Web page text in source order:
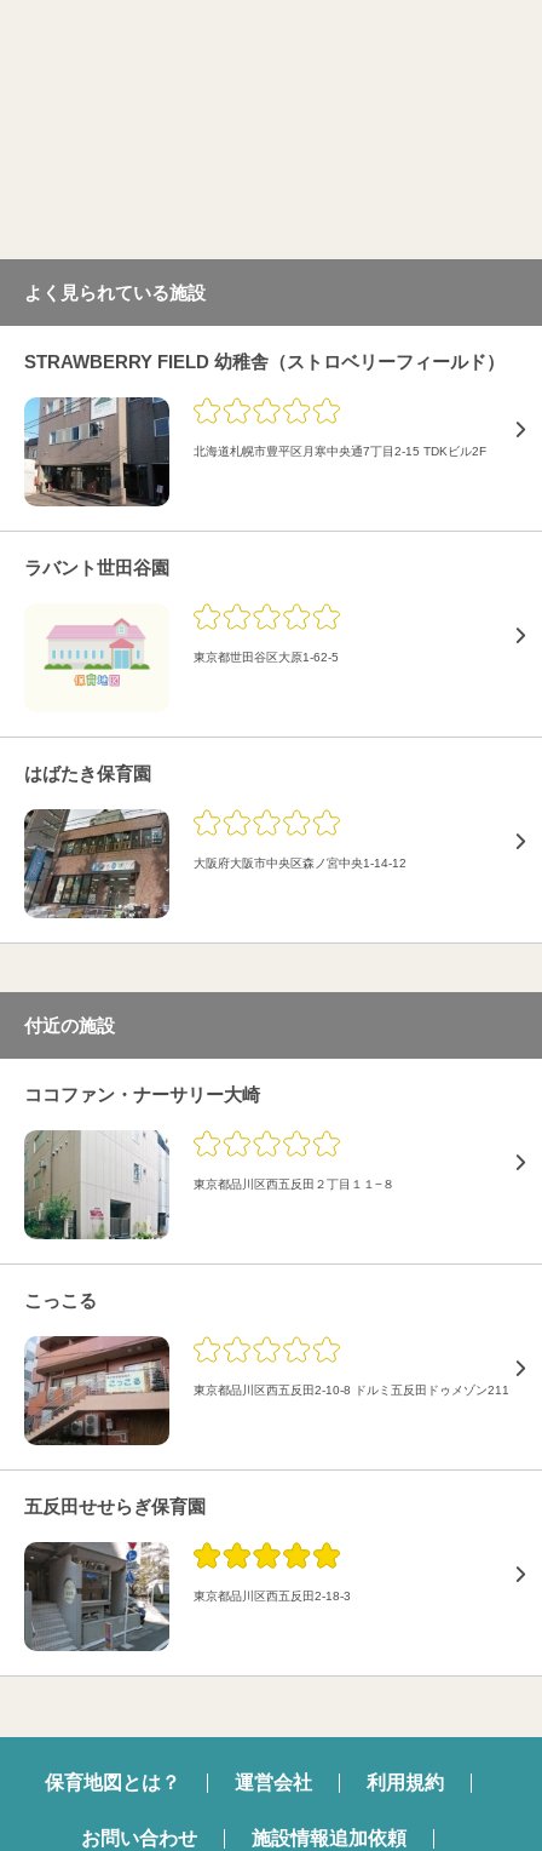
よく見られている施設
STRAWBERRY FIELD 幼稚舎（ストロベリーフィールド）
北海道札幌市豊平区月寒中央通7丁目2-15 TDKビル2F
ラバント世田谷園
東京都世田谷区大原1-62-5
はばたき保育園
大阪府大阪市中央区森ノ宮中央1-14-12
付近の施設
ココファン・ナーサリー大崎
東京都品川区西五反田２丁目１１−８
こっこる
東京都品川区西五反田2-10-8 ドルミ五反田ドゥメゾン211
五反田せせらぎ保育園
東京都品川区西五反田2-18-3
保育地図とは？ 運営会社 利用規約
お問い合わせ 施設情報追加依頼